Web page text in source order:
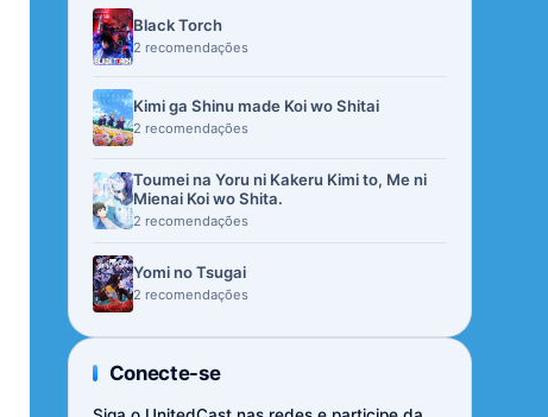
Black Torch
2 recomendações
Kimi ga Shinu made Koi wo Shitai
2 recomendações
Toumei na Yoru ni Kakeru Kimi to, Me ni
Mienai Koi wo Shita.
2 recomendações
Yomi no Tsugai
2 recomendações
Conecte-se